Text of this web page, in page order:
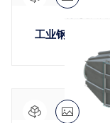
工业钢结构仓库